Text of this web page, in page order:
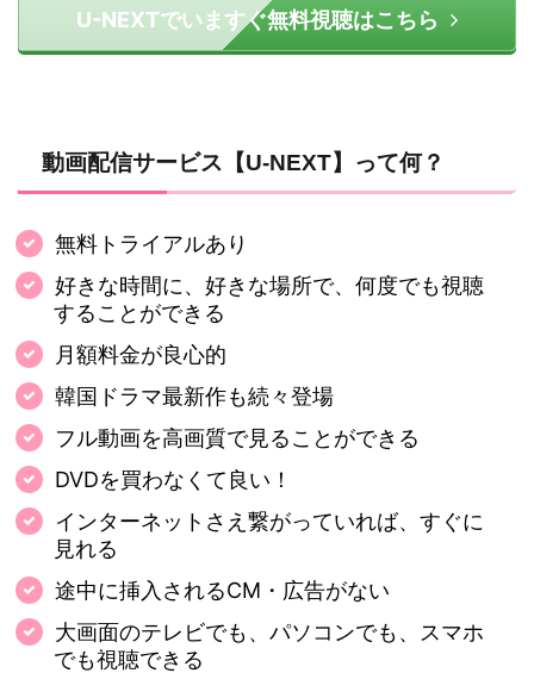
U-NEXTでいますぐ無料視聴はこちら
動画配信サービス【U-NEXT】って何？
無料トライアルあり
好きな時間に、好きな場所で、何度でも視聴
することができる
月額料金が良心的
韓国ドラマ最新作も続々登場
フル動画を高画質で見ることができる
DVDを買わなくて良い！
インターネットさえ繋がっていれば、すぐに
見れる
途中に挿入されるCM・広告がない
大画面のテレビでも、パソコンでも、スマホ
でも視聴できる